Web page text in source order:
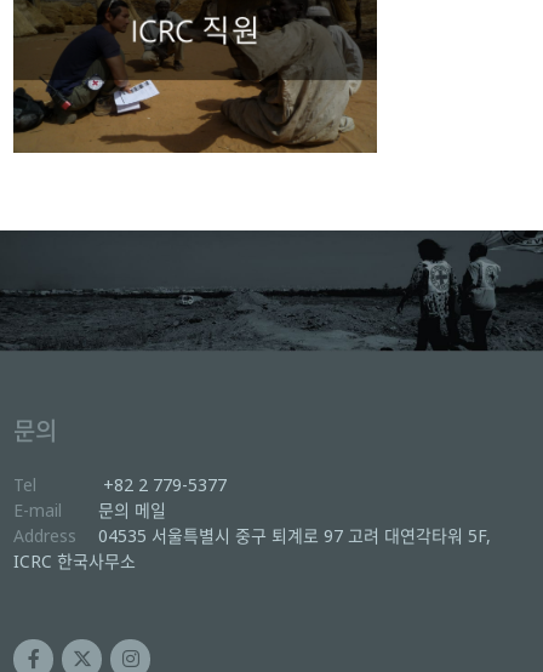
문의
Tel
+82 2 779-5377
E-mail
문의 메일
Address
04535 서울특별시 중구 퇴계로 97 고려 대연각타워 5F,
ICRC 한국사무소